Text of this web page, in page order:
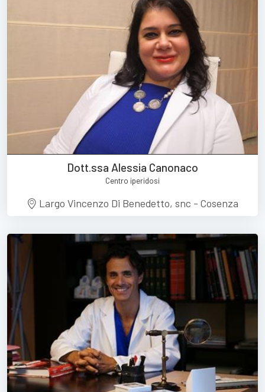
Dott.ssa Alessia Canonaco
Centro iperidosi
Largo Vincenzo Di Benedetto, snc - Cosenza